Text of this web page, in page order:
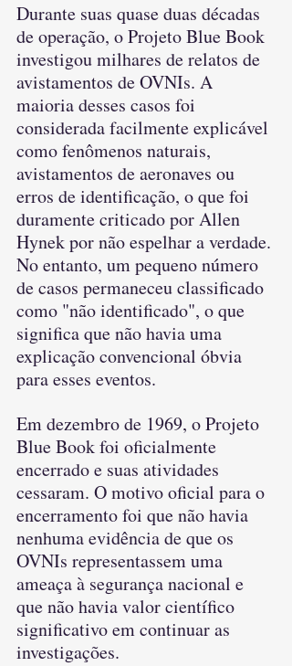
Durante suas quase duas décadas
de operação, o Projeto Blue Book
investigou milhares de relatos de
avistamentos de OVNIs. A
maioria desses casos foi
considerada facilmente explicável
como fenômenos naturais,
avistamentos de aeronaves ou
erros de identificação, o que foi
duramente criticado por Allen
Hynek por não espelhar a verdade.
No entanto, um pequeno número
de casos permaneceu classificado
como "não identificado", o que
significa que não havia uma
explicação convencional óbvia
para esses eventos.
Em dezembro de 1969, o Projeto
Blue Book foi oficialmente
encerrado e suas atividades
cessaram. O motivo oficial para o
encerramento foi que não havia
nenhuma evidência de que os
OVNIs representassem uma
ameaça à segurança nacional e
que não havia valor científico
significativo em continuar as
investigações.